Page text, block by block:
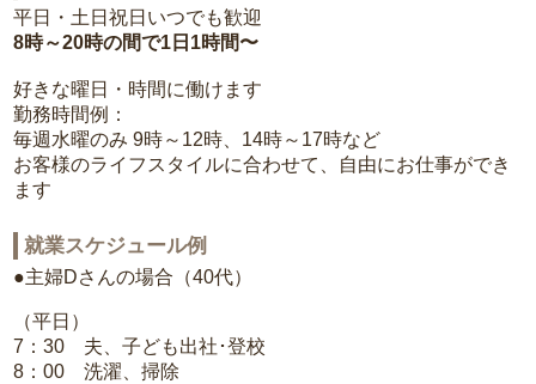
平日・土日祝日いつでも歓迎
8時～20時の間で1日1時間〜
好きな曜日・時間に働けます
勤務時間例：
毎週水曜のみ 9時～12時、14時～17時など
お客様のライフスタイルに合わせて、自由にお仕事ができ
ます
就業スケジュール例
●主婦Dさんの場合（40代）
（平日）
7：30 夫、子ども出社･登校
8：00 洗濯、掃除